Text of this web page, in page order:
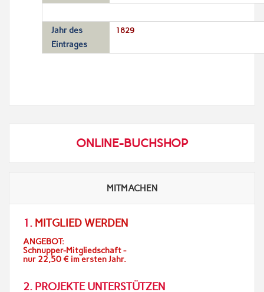
Jahr des
Eintrages
1829
ONLINE-BUCHSHOP
MITMACHEN
1. MITGLIED WERDEN
ANGEBOT:
Schnupper-Mitgliedschaft -
nur 22,50 € im ersten Jahr.
2. PROJEKTE UNTERSTÜTZEN